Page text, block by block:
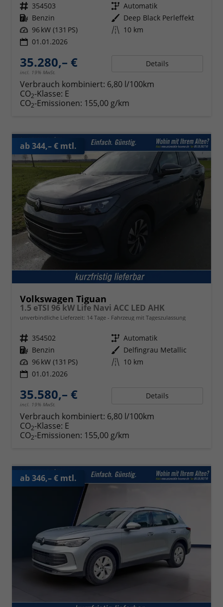
Fahrzeugnr. 354503 Getriebe Automatik
Kraftstoff Benzin Außenfarbe Deep Black Perleffekt
Leistung 96 kW (131 PS) Kilometerstand 10 km
01.01.2026
35.280,– €
incl. 19% MwSt.
Details
Verbrauch kombiniert: 6,80 l/100km
CO2-Klasse: E
CO2-Emissionen: 155,00 g/km
ab 344,– € mtl.
Volkswagen Tiguan
1.5 eTSI 96 kW Life Navi ACC LED AHK
unverbindliche Lieferzeit: 14 Tage Fahrzeug mit Tageszulassung
Fahrzeugnr. 354502 Getriebe Automatik
Kraftstoff Benzin Außenfarbe Delfingrau Metallic
Leistung 96 kW (131 PS) Kilometerstand 10 km
01.01.2026
35.580,– €
incl. 19% MwSt.
Details
Verbrauch kombiniert: 6,80 l/100km
CO2-Klasse: E
CO2-Emissionen: 155,00 g/km
ab 346,– € mtl.